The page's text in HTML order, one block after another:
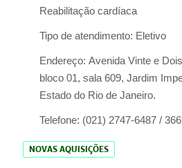
Reabilitação cardíaca
Tipo de atendimento: Eletivo
Endereço: Avenida Vinte e
bloco 01, sala 609, Jardim
Estado do Rio de Janeiro.
Telefone: (021) 2747-6487 /
NOVAS AQUISIÇÕES